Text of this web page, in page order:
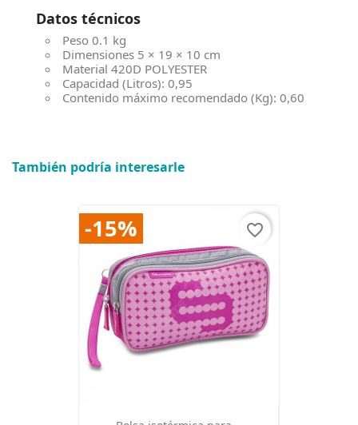
Datos técnicos
Peso 0.1 kg
Dimensiones 5 × 19 × 10 cm
Material 420D POLYESTER
Capacidad (Litros): 0,95
Contenido máximo recomendado (Kg): 0,60
También podría interesarle
-15% favorite_border